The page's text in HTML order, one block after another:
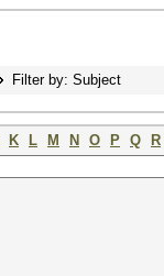
Filter by: Subject
K L M N O P Q
R